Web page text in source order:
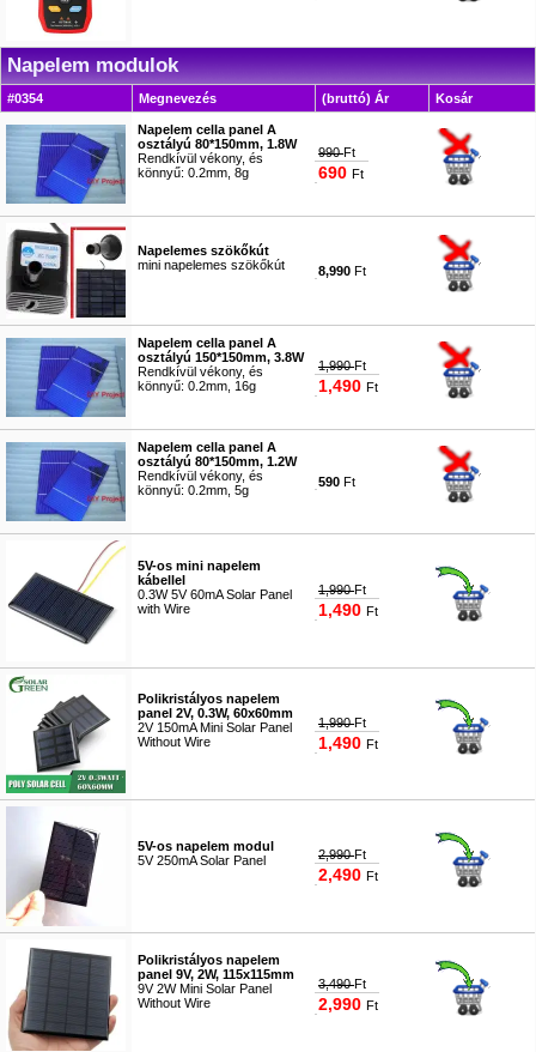
Napelem modulok
#0354 Megnevezés (bruttó) Ár Kosár
Napelem cella panel A
osztályú 80*150mm, 1.8W
Rendkívül vékony, és
könnyű: 0.2mm, 8g
990Ft
690 Ft
Napelemes szökőkút
mini napelemes szökőkút
8,990 Ft
Napelem cella panel A
osztályú 150*150mm, 3.8W
Rendkívül vékony, és
könnyű: 0.2mm, 16g
1,990Ft
1,490 Ft
Napelem cella panel A
osztályú 80*150mm, 1.2W
Rendkívül vékony, és
könnyű: 0.2mm, 5g
590 Ft
5V-os mini napelem
kábellel
0.3W 5V 60mA Solar Panel
with Wire
1,990Ft
1,490 Ft
Polikristályos napelem
panel 2V, 0.3W, 60x60mm
2V 150mA Mini Solar Panel
Without Wire
1,990Ft
1,490 Ft
5V-os napelem modul
5V 250mA Solar Panel
2,990Ft
2,490 Ft
Polikristályos napelem
panel 9V, 2W, 115x115mm
9V 2W Mini Solar Panel
Without Wire
3,490Ft
2,990 Ft